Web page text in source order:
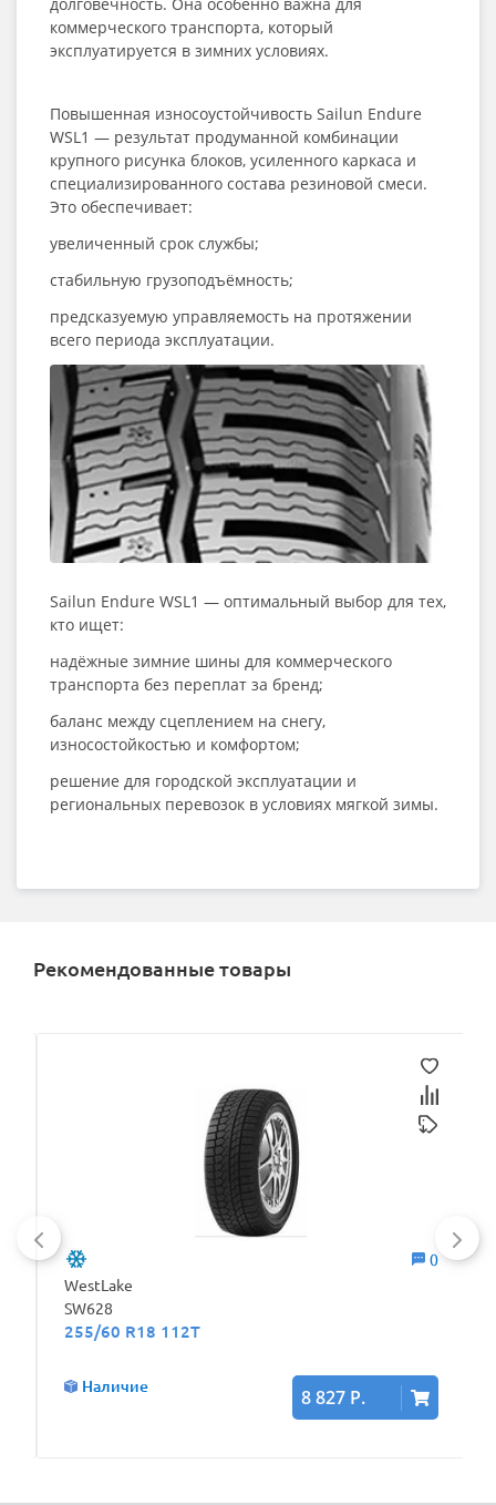
долговечность. Она особенно важна для
коммерческого транспорта, который
эксплуатируется в зимних условиях.
Повышенная износоустойчивость Sailun Endure
WSL1 — результат продуманной комбинации
крупного рисунка блоков, усиленного каркаса и
специализированного состава резиновой смеси.
Это обеспечивает:
увеличенный срок службы;
стабильную грузоподъёмность;
предсказуемую управляемость на протяжении
всего периода эксплуатации.
Sailun Endure WSL1 — оптимальный выбор для тех,
кто ищет:
надёжные зимние шины для коммерческого
транспорта без переплат за бренд;
баланс между сцеплением на снегу,
износостойкостью и комфортом;
решение для городской эксплуатации и
региональных перевозок в условиях мягкой зимы.
Рекомендованные товары
0
WestLake
SW628
255/60 R18 112T
Наличие 8 827 Р.